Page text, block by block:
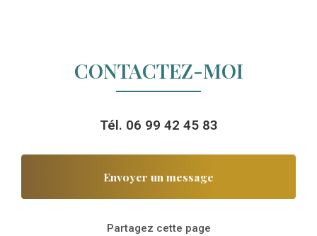
CONTACTEZ-MOI
Tél. 06 99 42 45 83
Envoyer un message
Partagez cette page